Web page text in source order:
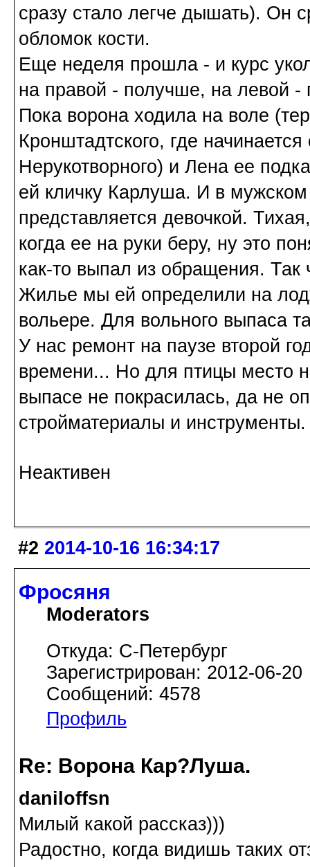
сразу стало легче дышать). Он
обломок кости.
Еще неделя прошла - и курс
на правой - получше, на левой -
Пока ворона ходила на воле
Кронштадтского, где
Нерукотворного) и Лена ее
ей кличку Карлуша. И в
представляется девочкой.
когда ее на руки беру, ну это
как-то выпал из обращения. Так
Жилье мы ей определили на
вольере. Для вольного выпаса
У нас ремонт на паузе второй
времени... Но для птицы место
выпасе не покрасилась, да не
стройматериалы и
Неактивен
#2 2014-10-16 16:34:17
Фросяня
Moderators
Откуда: С-Петербург
Зарегистрирован: 2012-06-20
Сообщений: 4578
Профиль
Re: Ворона Кар?Луша.
daniloffsn
Милый какой рассказ)))
Радостно, когда видишь таких